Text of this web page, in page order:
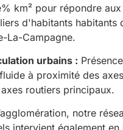
km² pour répondre
d'habitants habitants
La-Campagne.
urbains :
à proximité des
routiers principaux.
notre